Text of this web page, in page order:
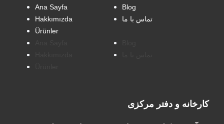
Ana Sayfa
Blog
Hakkımızda
تماس با ما
Ürünler
کارخانه و دفتر مرکزی